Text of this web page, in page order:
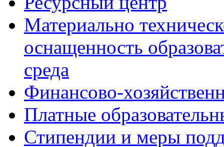
Материально
оснащенность
среда
Финансово-
Платные
Стипендии и меры